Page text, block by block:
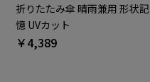
折りたたみ傘 晴雨兼用 形状記
憶 UVカット
￥4,389